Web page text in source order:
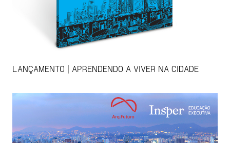
LANÇAMENTO | APRENDENDO A VIVER NA CIDADE